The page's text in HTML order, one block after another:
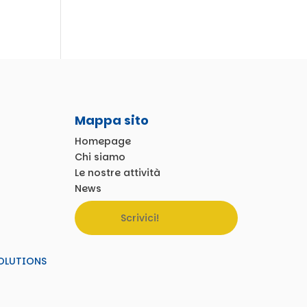
Mappa sito
Homepage
Chi siamo
Le nostre attività
News
Scrivici!